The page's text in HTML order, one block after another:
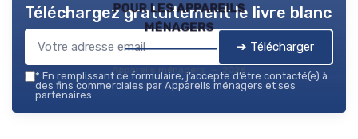
pour les appareils
ménagers
Appareils ménagers — 2026
Téléchargez gratuitement le livre blanc
➔ Télécharger
* En remplissant ce formulaire, j’accepte d’être contacté(e) à
des fins commerciales par Appareils ménagers et ses
partenaires.